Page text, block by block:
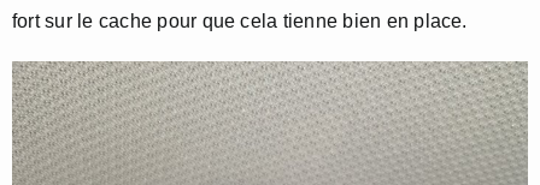
fort sur le cache pour que cela tienne bien en place.